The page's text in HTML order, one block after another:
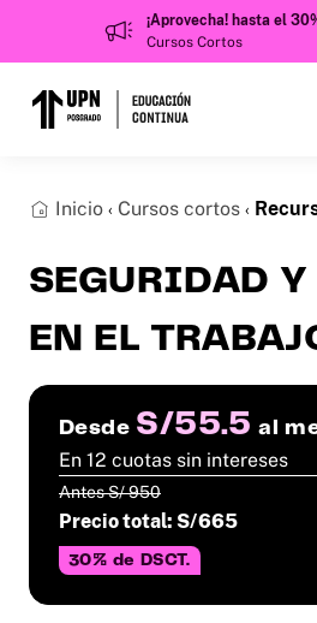
¡Aprovecha! hasta el
Cursos Cortos
Inicio ‹ Cursos cortos ‹
SEGURIDAD Y
EN EL
Desde S/55.5 al
En 12 cuotas sin intereses
Antes S/ 950
Precio total: S/665
30% de DSCT.